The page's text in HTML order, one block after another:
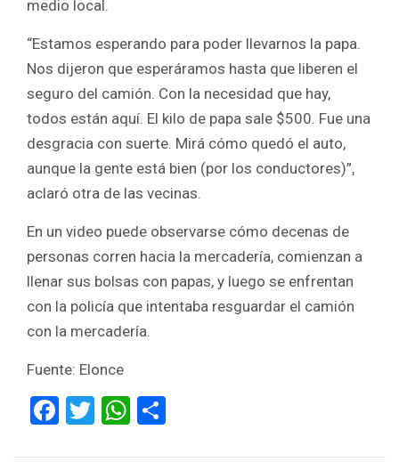
medio local.
“Estamos esperando para poder llevarnos la papa.
Nos dijeron que esperáramos hasta que liberen el
seguro del camión. Con la necesidad que hay,
todos están aquí. El kilo de papa sale $500. Fue una
desgracia con suerte. Mirá cómo quedó el auto,
aunque la gente está bien (por los conductores)”,
aclaró otra de las vecinas.
En un video puede observarse cómo decenas de
personas corren hacia la mercadería, comienzan a
llenar sus bolsas con papas, y luego se enfrentan
con la policía que intentaba resguardar el camión
con la mercadería.
Fuente: Elonce
F
T
W